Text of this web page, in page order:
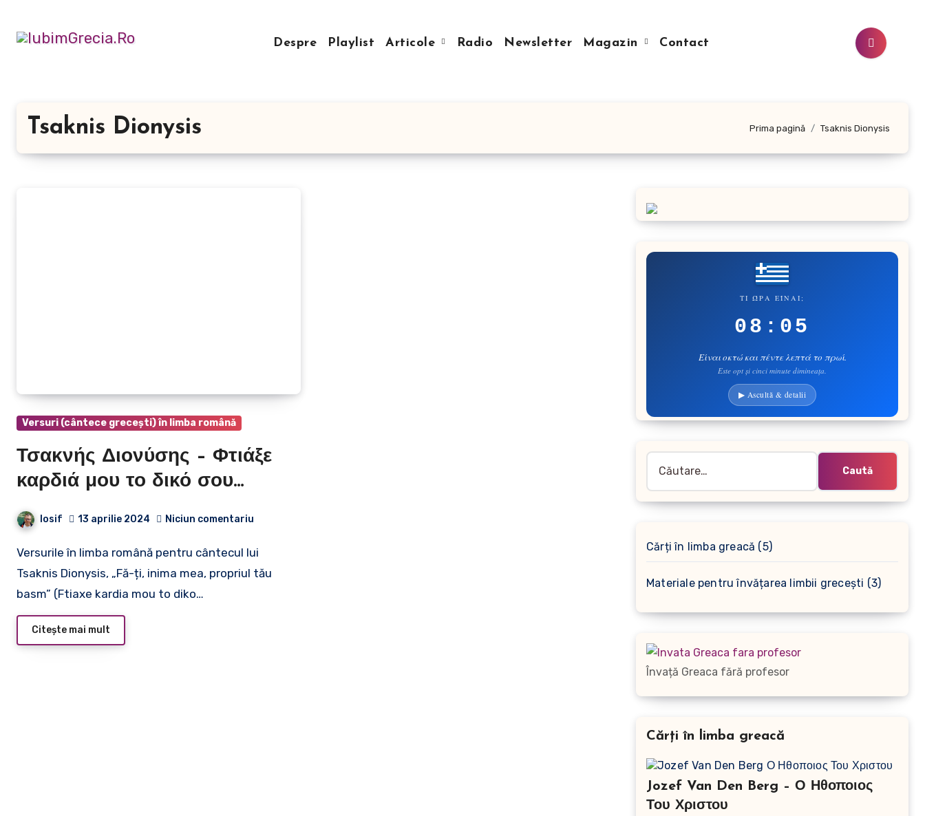
conținut
Despre Playlist Articole Radio Newsletter Magazin Contact
Tsaknis Dionysis Prima pagină Tsaknis Dionysis
Versuri (cântece grecești) în limba română
Τσακνής Διονύσης – Φτιάξε
καρδιά μου το δικό σου
παραμύθι | Tsaknis Dionysis –
Fă-ți, iubirea mea, propriul tău
basm
Iosif 13 aprilie 2024 Niciun comentariu
Versurile în limba română pentru cântecul lui
Tsaknis Dionysis, „Fă-ți, inima mea, propriul tău
basm” (Ftiaxe kardia mou to diko…
Citește mai mult
ΤΙ ΏΡΑ ΕΊΝΑΙ;
08:05
Είναι οκτώ και πέντε λεπτά το πρωί.
Este opt și cinci minute dimineața.
▶ Ascultă & detalii
după:
Cărți în limba greacă 55
produse
Materiale pentru învățarea limbii grecești
33
Învață Greaca fără profesor
Cărți în limba greacă
Jozef Van Den Berg – Ο Ηθοποιος
Του Χριστου